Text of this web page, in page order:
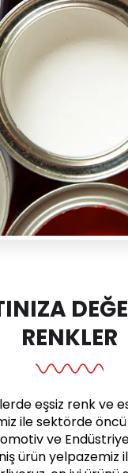
RENKLER
eşsiz renk ve
ile sektörde
ve
ürün yelpazemiz